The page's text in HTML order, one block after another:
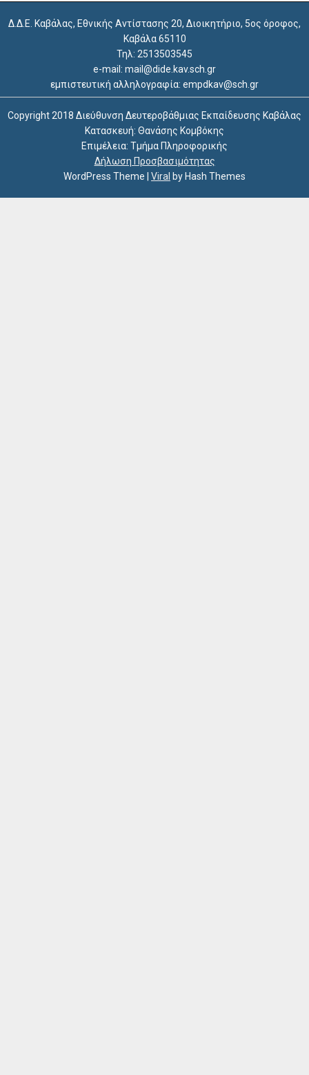
Δ.Δ.Ε. Καβάλας, Εθνικής Αντίστασης 20, Διοικητήριο, 5ος όροφος,
Καβάλα 65110
Τηλ: 2513503545
e-mail: mail@dide.kav.sch.gr
εμπιστευτική αλληλογραφία: empdkav@sch.gr
Copyright 2018 Διεύθυνση Δευτεροβάθμιας Εκπαίδευσης Καβάλας
Κατασκευή: Θανάσης Κομβόκης
Επιμέλεια: Τμήμα Πληροφορικής
Δήλωση Προσβασιμότητας
WordPress Theme
Viral by Hash Themes